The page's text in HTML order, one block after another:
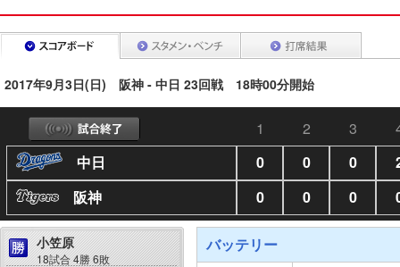
2017年9月3日(日) 阪神 - 中日 23回戦 18時00分開始
1 2 3
中日
0 0 0
阪神
0 0 0
小笠原
18試合 4勝 6敗
バッテリー